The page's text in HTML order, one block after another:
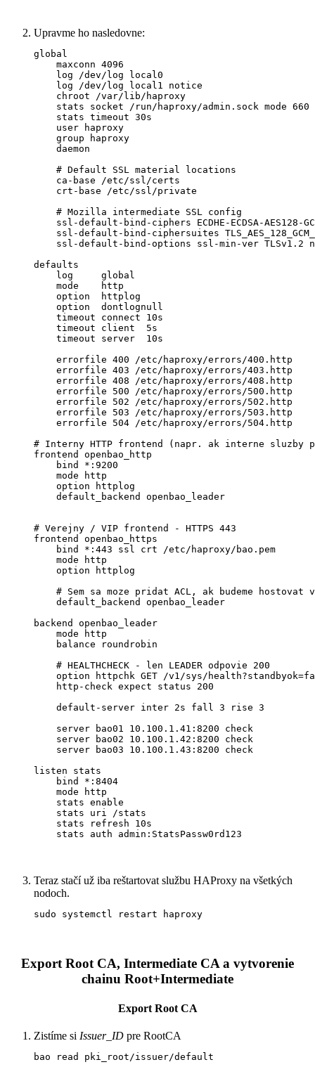
Upravme ho nasledovne:
global
    maxconn 4096
    log /dev/log local0
    log /dev/log local1 notice
    chroot /var/lib/haproxy
stats socket /run/haproxy/admin.sock mode 660
    stats timeout 30s
    user haproxy
    group haproxy
    daemon
    # Default SSL material locations
    ca-base /etc/ssl/certs
    crt-base /etc/ssl/private
    # Mozilla intermediate SSL config
ssl-default-bind-ciphers ECDHE-ECDSA-AES128-
ssl-default-bind-ciphersuites
ssl-default-bind-options ssl-min-ver TLSv1.2
defaults
    log     global
    mode    http
    option  httplog
    option  dontlognull
    timeout connect 10s
    timeout client  5s
    timeout server  10s
    errorfile 400 /etc/haproxy/errors/400.http
    errorfile 403 /etc/haproxy/errors/403.http
    errorfile 408 /etc/haproxy/errors/408.http
    errorfile 500 /etc/haproxy/errors/500.http
    errorfile 502 /etc/haproxy/errors/502.http
    errorfile 503 /etc/haproxy/errors/503.http
    errorfile 504 /etc/haproxy/errors/504.http
# Interny HTTP frontend (napr. ak interne sluzby
frontend openbao_http
    bind *:9200
    mode http
    option httplog
    default_backend openbao_leader
# Verejny / VIP frontend - HTTPS 443
frontend openbao_https
    bind *:443 ssl crt /etc/haproxy/bao.pem
    mode http
    option httplog
# Sem sa moze pridat ACL, ak budeme hostovat
    default_backend openbao_leader
backend openbao_leader
    mode http
    balance roundrobin
    # HEALTHCHECK - len LEADER odpovie 200
option httpchk GET /v1/sys/
    http-check expect status 200
    default-server inter 2s fall 3 rise 3
    server bao01 10.100.1.41:8200 check
    server bao02 10.100.1.42:8200 check
    server bao03 10.100.1.43:8200 check
listen stats
    bind *:8404
    mode http
    stats enable
    stats uri /stats
    stats refresh 10s
    stats auth admin:StatsPassw0rd123
Teraz stačí už iba reštartovat službu HAProxy na všetkých
nodoch.
sudo systemctl restart haproxy
Export Root CA, Intermediate CA a vytvorenie
chainu Root+Intermediate
Export Root CA
Zistíme si Issuer_ID pre RootCA
bao read pki_root/issuer/default